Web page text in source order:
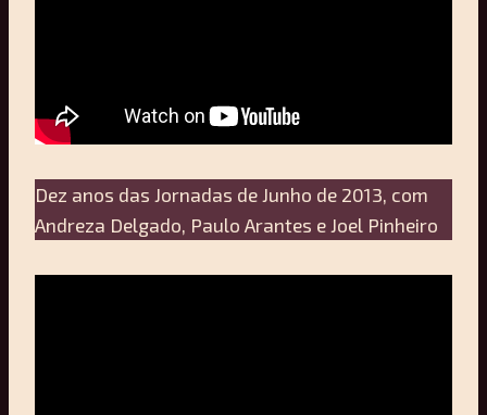
Dez anos das Jornadas de Junho de 2013, com
Andreza Delgado, Paulo Arantes e Joel Pinheiro